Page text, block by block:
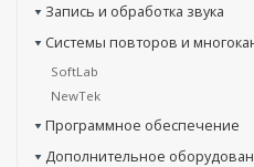
Запись и обработка звука
Системы повторов и
SoftLab
NewTek
Программное обеспечение
Дополнительное